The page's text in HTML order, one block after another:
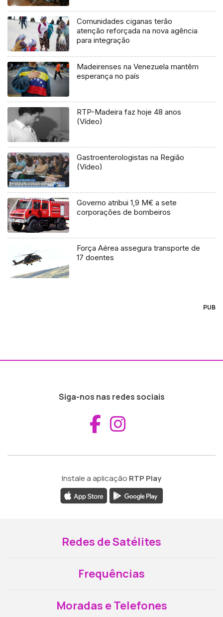
Comunidades ciganas terão
atenção reforçada na nova agência
para integração
Madeirenses na Venezuela mantêm
esperança no país
RTP-Madeira faz hoje 48 anos
(Vídeo)
Gastroenterologistas na Região
(Vídeo)
Governo atribui 1,9 M€ a sete
corporações de bombeiros
Força Aérea assegura transporte de
17 doentes
PUB
Siga-nos nas redes sociais
Aceder ao
Instale a aplicação RTP Play
Redes de Satélites
Frequências
Moradas e Telefones